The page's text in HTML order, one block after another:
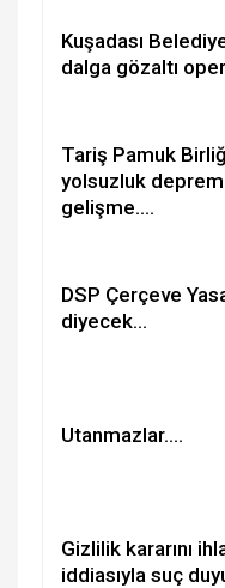
Kuşadası
dalga gözaltı
Tariş Pamuk
yolsuzluk
gelişme….
DSP Çerçeve
diyecek...
Utanmazlar....
Gizlilik kararını
iddiasıyla suç